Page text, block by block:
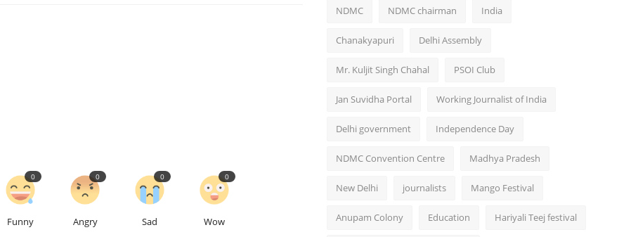
Funny
0
Angry
0
Sad
0
Wow
0
NDMC NDMC chairman India
Chanakyapuri Delhi Assembly
Mr. Kuljit Singh Chahal PSOI Club
Jan Suvidha Portal Working Journalist of India
Delhi government Independence Day
NDMC Convention Centre Madhya Pradesh
New Delhi journalists Mango Festival
Anupam Colony Education Hariyali Teej festival